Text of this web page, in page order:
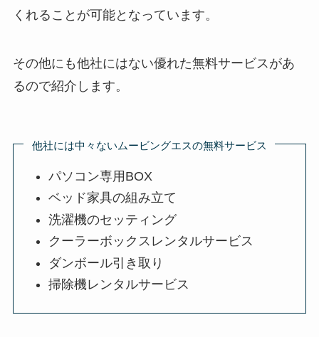
くれることが可能となっています。
その他にも他社にはない優れた無料サービスがあ
るので紹介します。
他社には中々ないムービングエスの無料サービス
パソコン専用BOX
ベッド家具の組み立て
洗濯機のセッティング
クーラーボックスレンタルサービス
ダンボール引き取り
掃除機レンタルサービス